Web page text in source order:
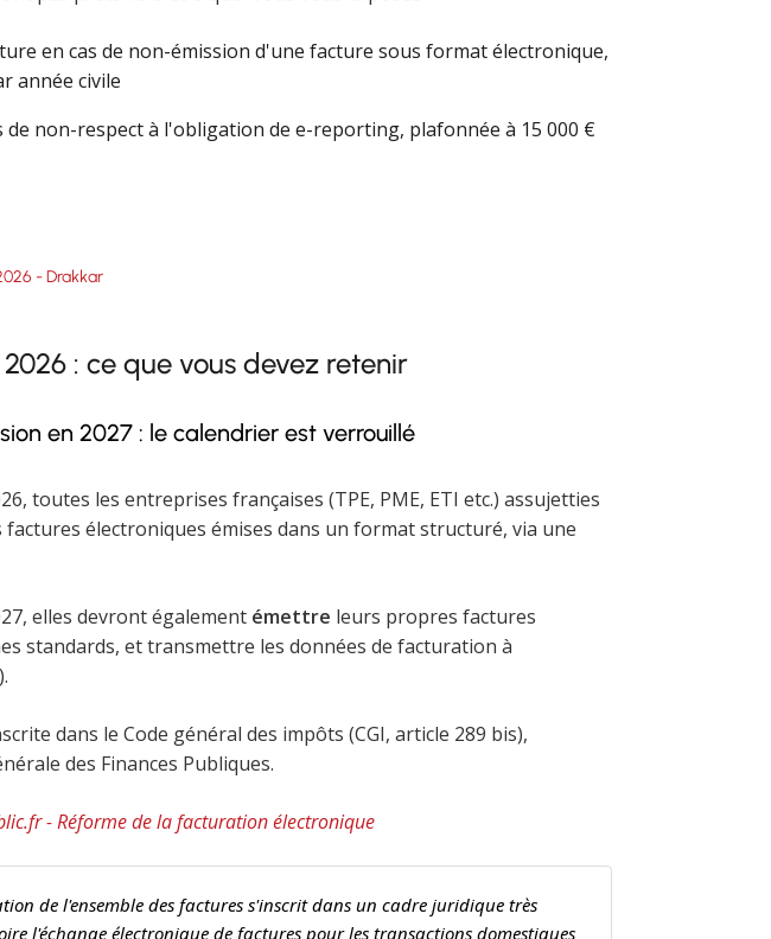
en cas de non-émission d'une facture sous format électronique,
année civile
de non-respect à l'obligation de e-reporting, plafonnée à 15 000 €
: ce que vous devez retenir
en 2027 : le calendrier est verrouillé
toutes les entreprises françaises (TPE, PME, ETI etc.) assujetties
électroniques émises dans un format structuré, via une
elles devront également émettre leurs propres factures
standards, et transmettre les données de facturation à
dans le Code général des impôts (CGI, article 289 bis),
des Finances Publiques.
- Réforme de la facturation électronique
de l'ensemble des factures s'inscrit dans un cadre juridique très
l'échange électronique de factures pour les transactions domestiques